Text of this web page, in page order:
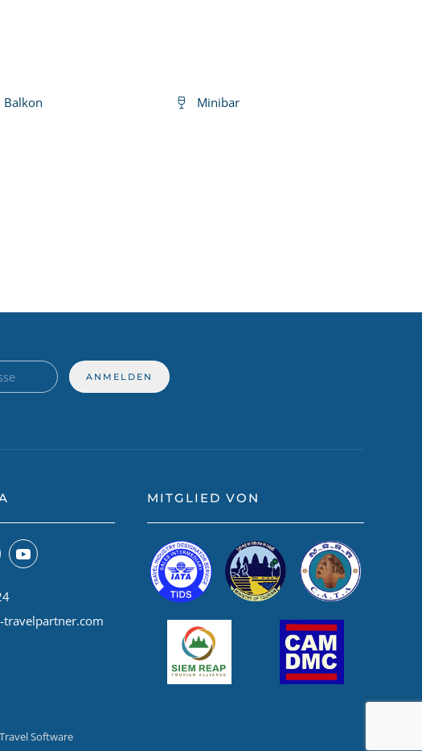
Balkon Minibar
travelpartner.com
MITGLIED VON
Software